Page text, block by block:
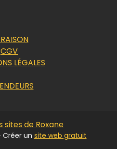
CGV
LÉGALES
sites de Roxane
un site web gratuit